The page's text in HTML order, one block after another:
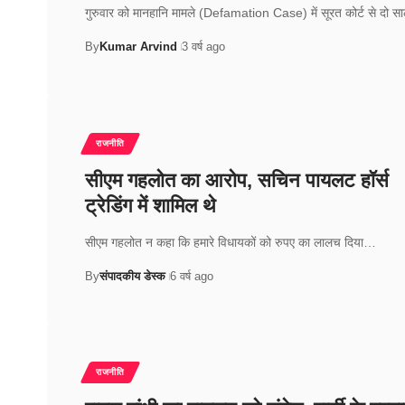
गुरुवार को मानहानि मामले (Defamation Case) में सूरत कोर्ट से दो
ByKumar Arvind 3 वर्ष ago
राजनीति
सीएम गहलोत का आरोप, सचिन पायलट हॉर्स
ट्रेडिंग में शामिल थे
सीएम गहलोत न कहा कि हमारे विधायकों को रुपए का लालच दिया…
Byसंपादकीय डेस्क 6 वर्ष ago
राजनीति